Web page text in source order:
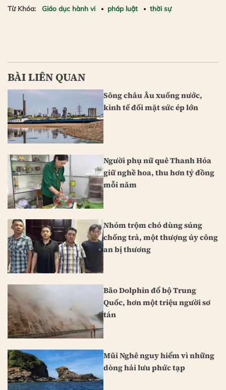
Từ Khóa: Giáo dục hành vi pháp luật thời sự
BÀI LIÊN QUAN
Sông châu Âu xuống nước,
kinh tế đối mặt sức ép lớn
Người phụ nữ quê Thanh Hóa
giữ nghề hoa, thu hơn tỷ đồng
mỗi năm
Nhóm trộm chó dùng súng
chống trả, một thượng úy công
an bị thương
Bão Dolphin đổ bộ Trung
Quốc, hơn một triệu người sơ
tán
Mũi Nghê nguy hiểm vì những
dòng hải lưu phức tạp